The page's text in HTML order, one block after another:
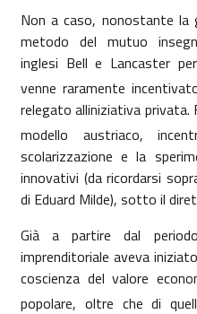
Non a caso, nonostante
metodo del mutuo
inglesi Bell e Lancaster
venne raramente
relegato alliniziativa
modello austriaco,
scolarizzazione e la
innovativi (da ricordarsi
di Eduard Milde), sotto il
Già a partire dal
imprenditoriale aveva
coscienza del valore
popolare, oltre che di